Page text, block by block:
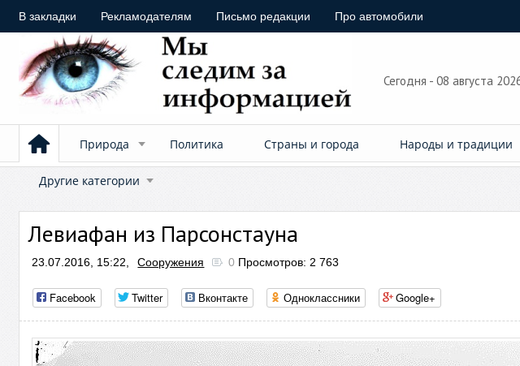
В закладки Рекламодателям Письмо редакции Про автомобили
Сегодня - 08 августа
Природа Политика Страны и города Народы и традиции
Другие категории
Левиафан из Парсонстауна
23.07.2016, 15:22, Сооружения 0 Просмотров: 2 763
Facebook Twitter Вконтакте Одноклассники Google+